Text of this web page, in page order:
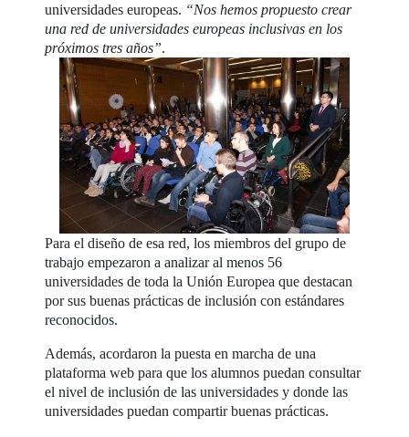
universidades europeas. “Nos hemos propuesto crear
una red de universidades europeas inclusivas en los
próximos tres años”.
Para el diseño de esa red, los miembros del grupo de
trabajo empezaron a analizar al menos 56
universidades de toda la Unión Europea que destacan
por sus buenas prácticas de inclusión con estándares
reconocidos.
Además, acordaron la puesta en marcha de una
plataforma web para que los alumnos puedan consultar
el nivel de inclusión de las universidades y donde las
universidades puedan compartir buenas prácticas.